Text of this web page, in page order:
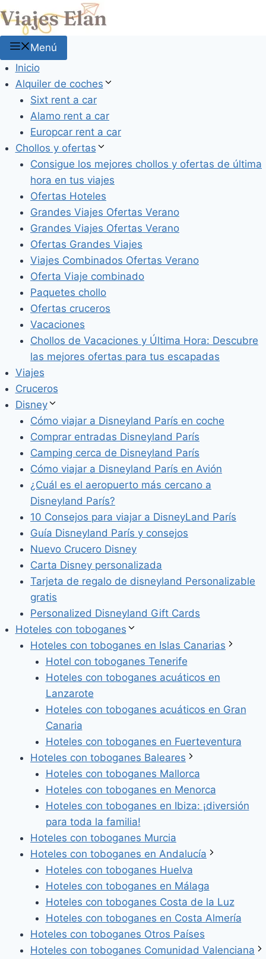
Saltar
al
contenido
Menú
Inicio
Alquiler de coches
Sixt rent a car
Alamo rent a car
Europcar rent a car
Chollos y ofertas
Consigue los mejores chollos y ofertas de última
hora en tus viajes
Ofertas Hoteles
Grandes Viajes Ofertas Verano
Grandes Viajes Ofertas Verano
Ofertas Grandes Viajes
Viajes Combinados Ofertas Verano
Oferta Viaje combinado
Paquetes chollo
Ofertas cruceros
Vacaciones
Chollos de Vacaciones y Última Hora: Descubre
las mejores ofertas para tus escapadas
Viajes
Cruceros
Disney
Cómo viajar a Disneyland París en coche
Comprar entradas Disneyland París
Camping cerca de Disneyland París
Cómo viajar a Disneyland París en Avión
¿Cuál es el aeropuerto más cercano a
Disneyland París?
10 Consejos para viajar a DisneyLand París
Guía Disneyland París y consejos
Nuevo Crucero Disney
Carta Disney personalizada
Tarjeta de regalo de disneyland Personalizable
gratis
Personalized Disneyland Gift Cards
Hoteles con toboganes
Hoteles con toboganes en Islas Canarias
Hotel con toboganes Tenerife
Hoteles con toboganes acuáticos en
Lanzarote
Hoteles con toboganes acuáticos en Gran
Canaria
Hoteles con toboganes en Fuerteventura
Hoteles con toboganes Baleares
Hoteles con toboganes Mallorca
Hoteles con toboganes en Menorca
Hoteles con toboganes en Ibiza: ¡diversión
para toda la familia!
Hoteles con toboganes Murcia
Hoteles con toboganes en Andalucía
Hoteles con toboganes Huelva
Hoteles con toboganes en Málaga
Hoteles con toboganes Costa de la Luz
Hoteles con toboganes en Costa Almería
Hoteles con toboganes Otros Países
Hoteles con toboganes Comunidad Valenciana